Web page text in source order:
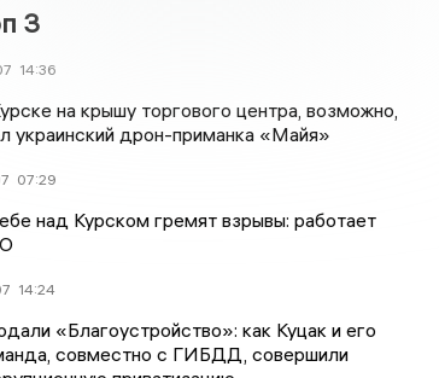
3
14:36
на крышу торгового центра, возможно,
украинский дрон-приманка «Майя»
07:29
над Курском гремят взрывы: работает
14:24
«Благоустройство»: как Куцак и его
совместно с ГИБДД, совершили